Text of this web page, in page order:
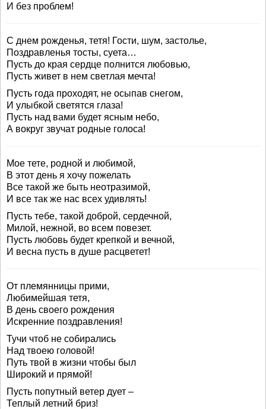
И без проблем!
С днем рожденья, тетя! Гости, шум, застолье,
Поздравленья тосты, суета…
Пусть до края сердце полнится любовью,
Пусть живет в нем светлая мечта!
Пусть года проходят, не осыпав снегом,
И улыбкой светятся глаза!
Пусть над вами будет ясным небо,
А вокруг звучат родные голоса!
Мое тете, родной и любимой,
В этот день я хочу пожелать
Все такой же быть неотразимой,
И все так же нас всех удивлять!
Пусть тебе, такой доброй, сердечной,
Милой, нежной, во всем повезет.
Пусть любовь будет крепкой и вечной,
И весна пусть в душе расцветет!
От племянницы прими,
Любимейшая тетя,
В день своего рождения
Искренние поздравления!
Тучи чтоб не собирались
Над твоею головой!
Путь твой в жизни чтобы был
Широкий и прямой!
Пусть попутный ветер дует –
Теплый летний бриз!